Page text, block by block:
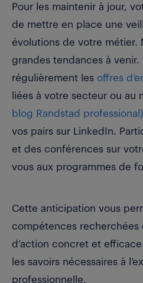
Pour les maintenir à jour,
de mettre en place une
évolutions de votre métier.
grandes tendances à
régulièrement les offres
liées à votre secteur ou au
blog Randstad professional)
vos pairs sur LinkedIn.
et des conférences sur
vous aux programmes de
Cette anticipation vous
compétences recherchées
d’action concret et
les savoirs nécessaires à
professionnelle.